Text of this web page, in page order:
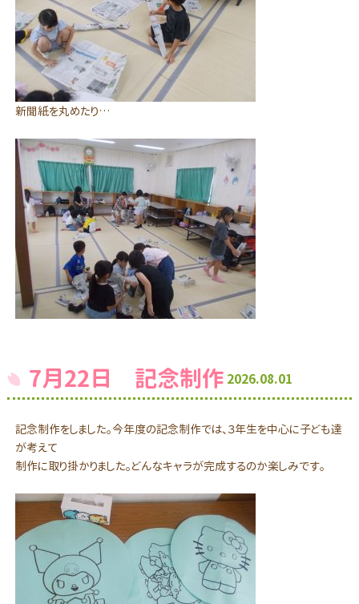
新聞紙を丸めたり…
7月22日 記念制作 2026.08.01
記念制作をしました。今年度の記念制作では、３年生を中心に子ども達
が考えて
制作に取り掛かりました。どんなキャラが完成するのか楽しみです。